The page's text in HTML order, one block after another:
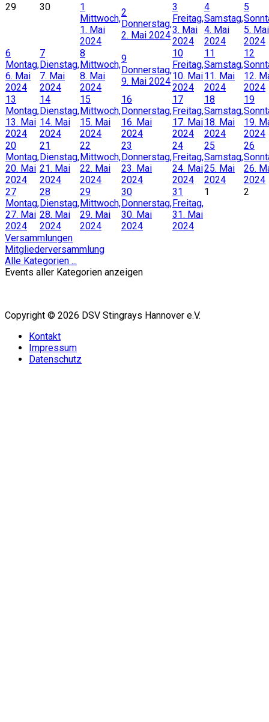
29
30
1
Mittwoch,
1. Mai
2024
2
Donnerstag,
2. Mai 2024
3
Freitag,
3. Mai
2024
4
Samstag,
4. Mai
2024
5
5. Mai
2024
6
Montag,
6. Mai
2024
7
Dienstag,
7. Mai
2024
8
Mittwoch,
8. Mai
2024
9
Donnerstag,
9. Mai 2024
10
Freitag,
10. Mai
2024
11
Samstag,
11. Mai
2024
12
12.
2024
13
Montag,
13. Mai
2024
14
Dienstag,
14. Mai
2024
15
Mittwoch,
15. Mai
2024
16
Donnerstag,
16. Mai
2024
17
Freitag,
17. Mai
2024
18
Samstag,
18. Mai
2024
19
19.
2024
20
Montag,
20. Mai
2024
21
Dienstag,
21. Mai
2024
22
Mittwoch,
22. Mai
2024
23
Donnerstag,
23. Mai
2024
24
Freitag,
24. Mai
2024
25
Samstag,
25. Mai
2024
26
26.
2024
27
Montag,
27. Mai
2024
28
Dienstag,
28. Mai
2024
29
Mittwoch,
29. Mai
2024
30
Donnerstag,
30. Mai
2024
31
Freitag,
31. Mai
2024
1 2
Versammlungen
Mitgliederversammlung
Alle Kategorien ...
Events aller Kategorien anzeigen
Copyright © 2026 DSV Stingrays Hannover e.V.
Kontakt
Impressum
Datenschutz